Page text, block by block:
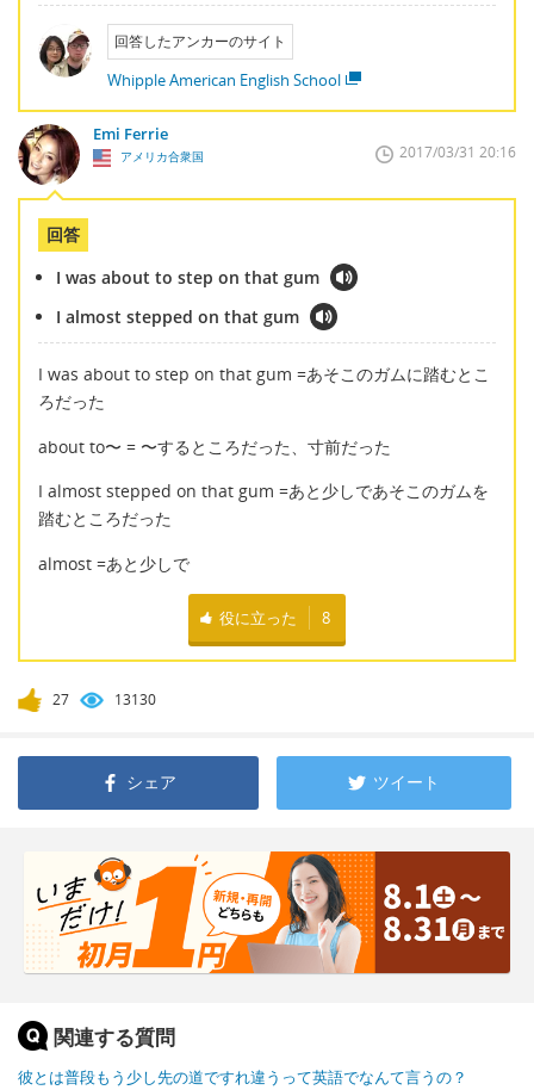
回答したアンカーのサイト
Whipple American English School
Emi Ferrie
アメリカ合衆国 2017/03/31 20:16
回答
I was about to step on that gum
I almost stepped on that gum
I was about to step on that gum =あそこのガムに踏むとこ
ろだった
about to〜 = 〜するところだった、寸前だった
I almost stepped on that gum =あと少しであそこのガムを
踏むところだった
almost =あと少しで
役に立った 8
27 13130
シェア ツイート
関連する質問
彼とは普段もう少し先の道ですれ違うって英語でなんて言うの？